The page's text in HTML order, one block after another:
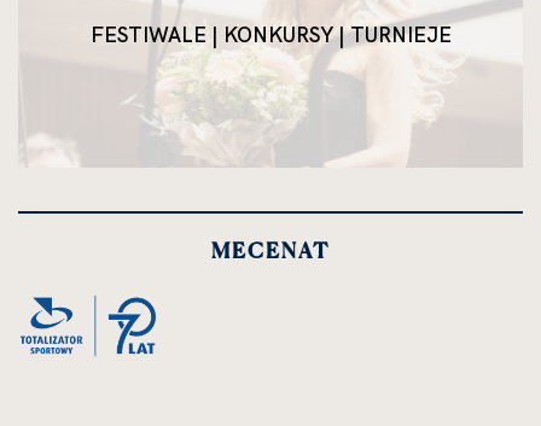
FESTIWALE | KONKURSY | TURNIEJE
MECENAT